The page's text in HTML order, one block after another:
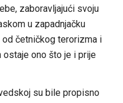
zaboravljajući svoju
u zapadnjačku
četničkog terorizma i
ostaje ono što je i prije
su bile propisno